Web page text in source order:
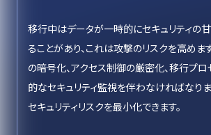
移行中はデータが一時的にセキュリティの
ることがあり、これは攻撃のリスクを高めま
の暗号化、アクセス制御の厳密化、移行プ
的なセキュリティ監視を伴わなければなりま
セキュリティリスクを最小化できます。